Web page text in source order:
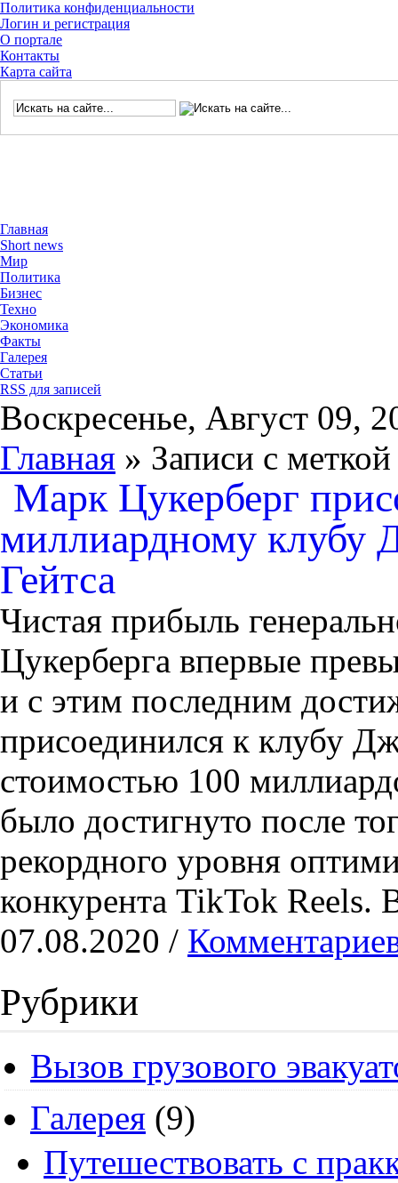
Политика конфиденциальности
Логин и регистрация
О портале
Контакты
Карта сайта
Главная
Short news
Мир
Политика
Бизнес
Техно
Экономика
Факты
Галерея
Статьи
RSS для записей
Воскресенье, Август 09,
Главная » Записи с
Марк Цукерберг
миллиардному клубу
Гейтса
Чистая прибыль
Цукерберга впервые
и с этим последним
присоединился к клубу
стоимостью 100
было достигнуто после
рекордного уровня
конкурента TikTok
07.08.2020 /
Рубрики
Вызов грузового
Галерея (9)
Путешествовать с